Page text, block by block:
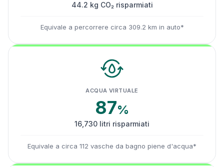
44.2 kg CO₂ risparmiati
Equivale a percorrere circa 309.2 km in auto*
ACQUA VIRTUALE
87%
16,730 litri risparmiati
Equivale a circa 112 vasche da bagno piene d'acqua*